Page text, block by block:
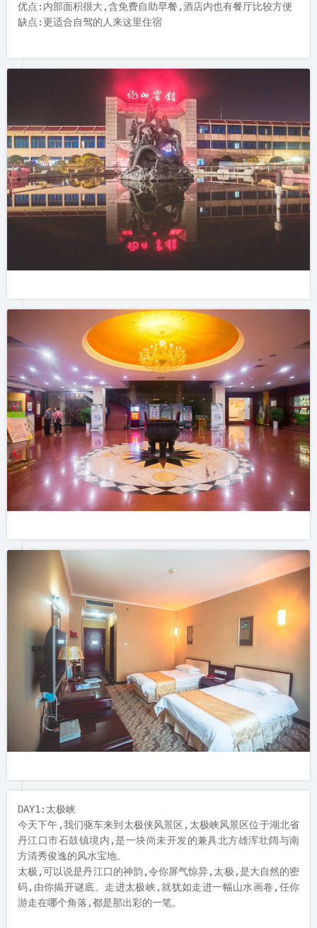
优点:内部面积很大,含免费自助早餐,酒店内也有餐厅比较方便
DAY1:太极峡
今天下午,我们驱车来到太极侠风景区,太极峡风景区位于湖北省
丹江口市石鼓镇境内,是一块尚未开发的兼具北方雄浑壮阔与南
方清秀俊逸的风水宝地。
太极,可以说是丹江口的神韵,令你屏气惊异,太极,是大自然的密
码,由你揭开谜底。走进太极峡,就犹如走进一幅山水画卷,任你